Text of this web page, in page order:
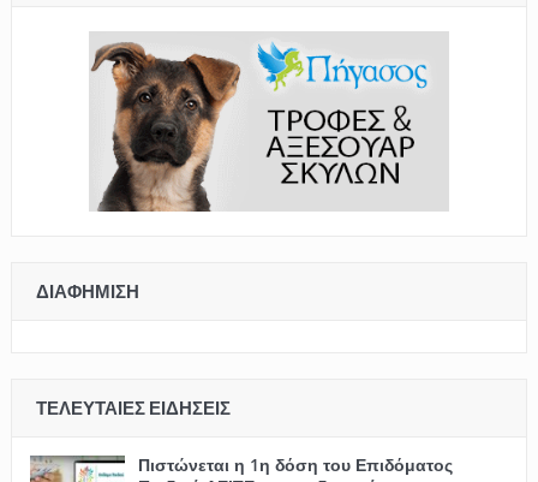
ΔΙΑΦΉΜΙΣΗ
ΤΕΛΕΥΤΑΊΕΣ ΕΙΔΉΣΕΙΣ
Πιστώνεται η 1η δόση του Επιδόματος